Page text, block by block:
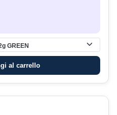
GREEN
al carrello